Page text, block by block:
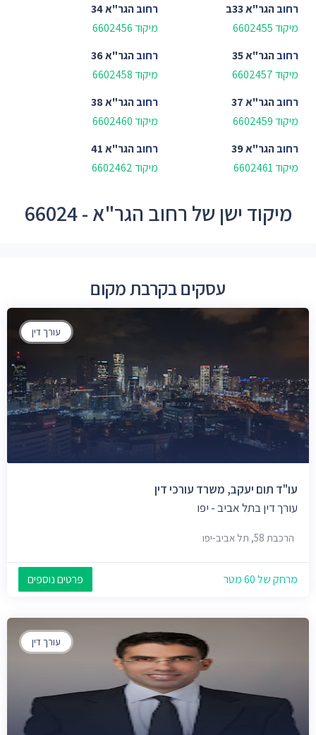
רחובהגר"א 33ב
מיקוד 6602455
רחובהגר"א 34
מיקוד 6602456
רחובהגר"א 35
מיקוד 6602457
רחובהגר"א 36
מיקוד 6602458
רחובהגר"א 37
מיקוד 6602459
רחובהגר"א 38
מיקוד 6602460
רחובהגר"א 39
מיקוד 6602461
רחובהגר"א 41
מיקוד 6602462
מיקוד ישן של רחוב הגר"א - 66024
עסקים בקרבת מקום
עורך דין
עו"ד תום יעקב, משרד עורכי דין
עורך דין בתל אביב - יפו
הרכבת 58, תל אביב-יפו
מרחק של 60 מטר פרטים נוספים
עורך דין